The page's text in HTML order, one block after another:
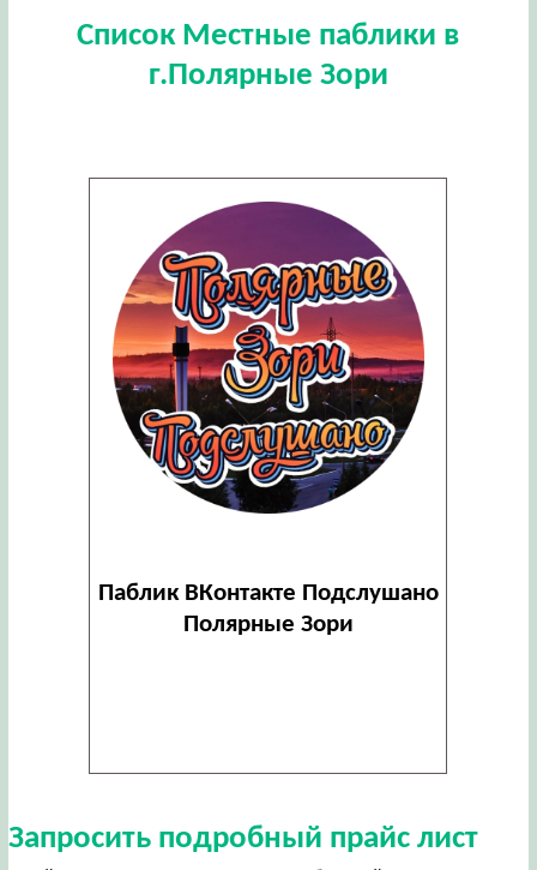
Список Местные паблики в
г.Полярные Зори
Паблик ВКонтакте Подслушано
Полярные Зори
Запросить подробный прайс лист